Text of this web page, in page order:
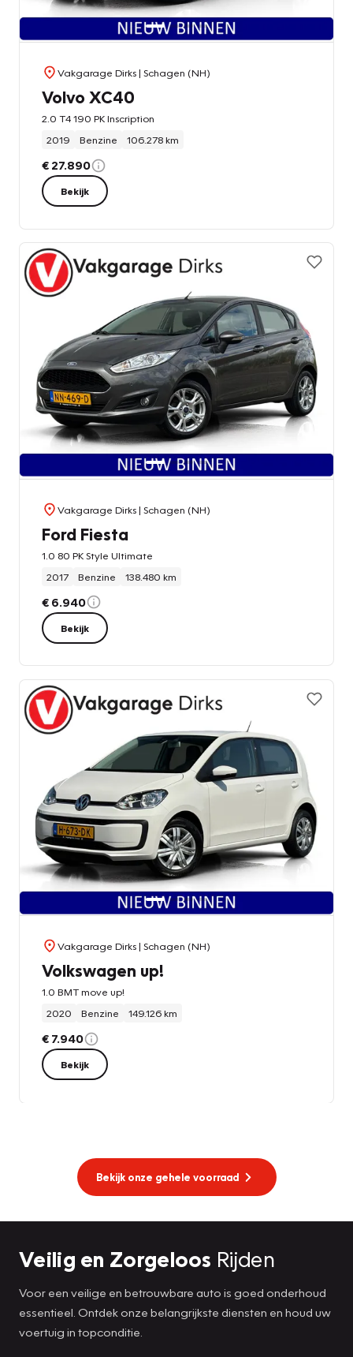
Vakgarage Dirks| Schagen (NH)
Volvo XC40
2.0 T4 190 PK Inscription
2019
Benzine 106.278 km
€ 27.890
Bekijk
Vakgarage Dirks| Schagen (NH)
Ford Fiesta
1.0 80 PK Style Ultimate
2017
Benzine 138.480 km
€ 6.940
Bekijk
Vakgarage Dirks| Schagen (NH)
Volkswagen up!
1.0 BMT move up!
2020
Benzine 149.126 km
€ 7.940
Bekijk
Bekijk onze gehele voorraad
Veilig en Zorgeloos Rijden
Voor een veilige en betrouwbare auto is goed onderhoud
essentieel. Ontdek onze belangrijkste diensten en houd uw
voertuig in topconditie.